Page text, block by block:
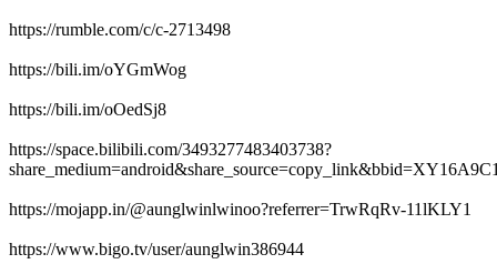
https://rumble.com/c/c-2713498
https://bili.im/oYGmWog
https://bili.im/oOedSj8
https://space.bilibili.com/3493277483403738?
https://mojapp.in/@aunglwinlwinoo?referrer=TrwRqRv-11lKLY1
https://www.bigo.tv/user/aunglwin386944